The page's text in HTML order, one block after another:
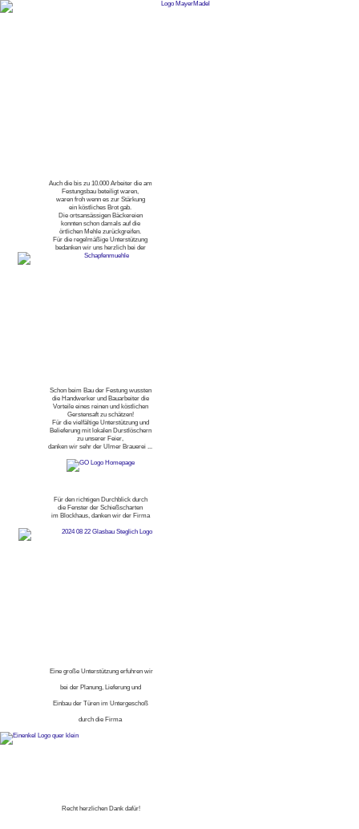
Auch die bis zu 10.000 Arbeiter die am
Festungsbau beteiligt waren,
waren froh wenn es zur Stärkung
ein köstliches Brot gab.
Die ortsansässigen Bäckereien
konnten schon damals auf die
örtlichen Mehle zurückgreifen.
Für die regelmäßige Unterstützung
bedanken wir uns herzlich bei der
Schon beim Bau der Festung wussten
die Handwerker und Bauarbeiter die
Vorteile eines reinen und köstlichen
Gerstensaft zu schätzen!
Für die vielfältige Unterstützung und
Belieferung mit lokalen Durstlöschern
zu unserer Feier,
danken wir sehr der Ulmer Brauerei ...
Für den richtigen Durchblick durch
die Fenster der Schießscharten
im Blockhaus, danken wir der Firma
Eine große Unterstützung erfuhren wir
bei der Planung, Lieferung und
Einbau der Türen im Untergeschoß
durch die Firma
Recht herzlichen Dank dafür!